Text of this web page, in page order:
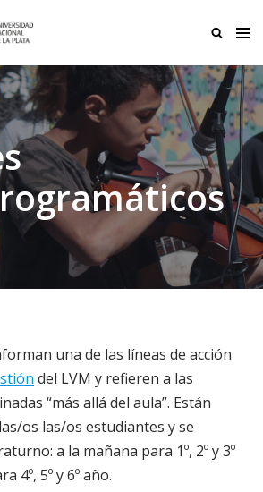
una de las líneas de acción
del LVM y refieren a las
“más allá del aula”. Están
os las/os estudiantes y se
a la mañana para 1º, 2º y 3º
4º, 5º y 6º año.